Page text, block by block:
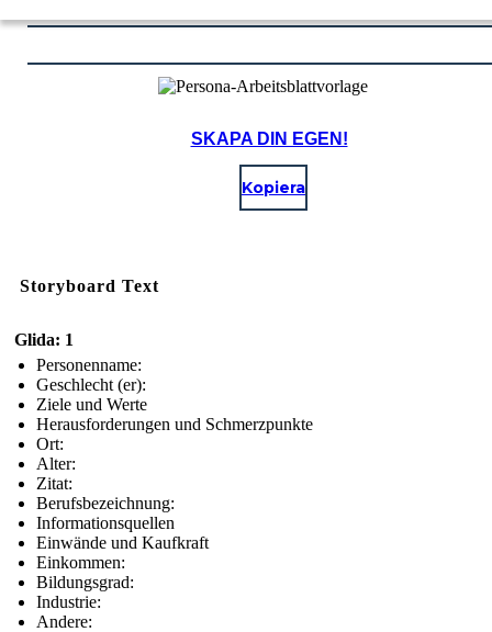
SKAPA DIN EGEN!
Kopiera
Storyboard Text
Glida: 1
Personenname:
Geschlecht (er):
Ziele und Werte
Herausforderungen und Schmerzpunkte
Ort:
Alter:
Zitat:
Berufsbezeichnung:
Informationsquellen
Einwände und Kaufkraft
Einkommen:
Bildungsgrad:
Industrie:
Andere: